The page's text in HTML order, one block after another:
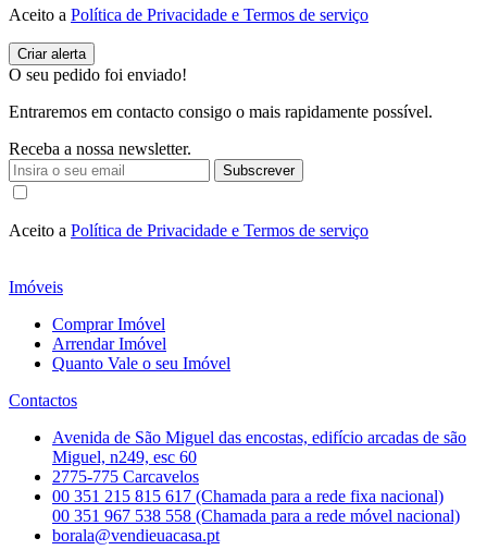
Aceito a Política de Privacidade e Termos de serviço
O seu pedido foi enviado!
Entraremos em contacto consigo o mais rapidamente possível.
Receba a nossa newsletter.
Subscrever
Aceito a Política de Privacidade e Termos de serviço
Imóveis
Comprar Imóvel
Arrendar Imóvel
Quanto Vale o seu Imóvel
Contactos
Avenida de São Miguel das encostas, edifício arcadas de são
Miguel, n249, esc 60
2775-775 Carcavelos
00 351 215 815 617 (Chamada para a rede fixa nacional)
00 351 967 538 558 (Chamada para a rede móvel nacional)
borala@vendieuacasa.pt